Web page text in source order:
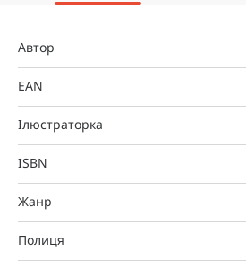
Автор
EAN
Ілюстраторка
ISBN
Жанр
Полиця